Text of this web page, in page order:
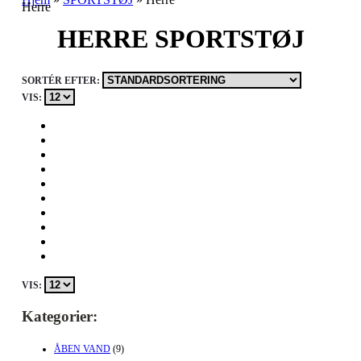
Herre
HERRE SPORTSTØJ
SORTÉR EFTER:
VIS:
VIS:
Kategorier:
ÅBEN VAND (9)